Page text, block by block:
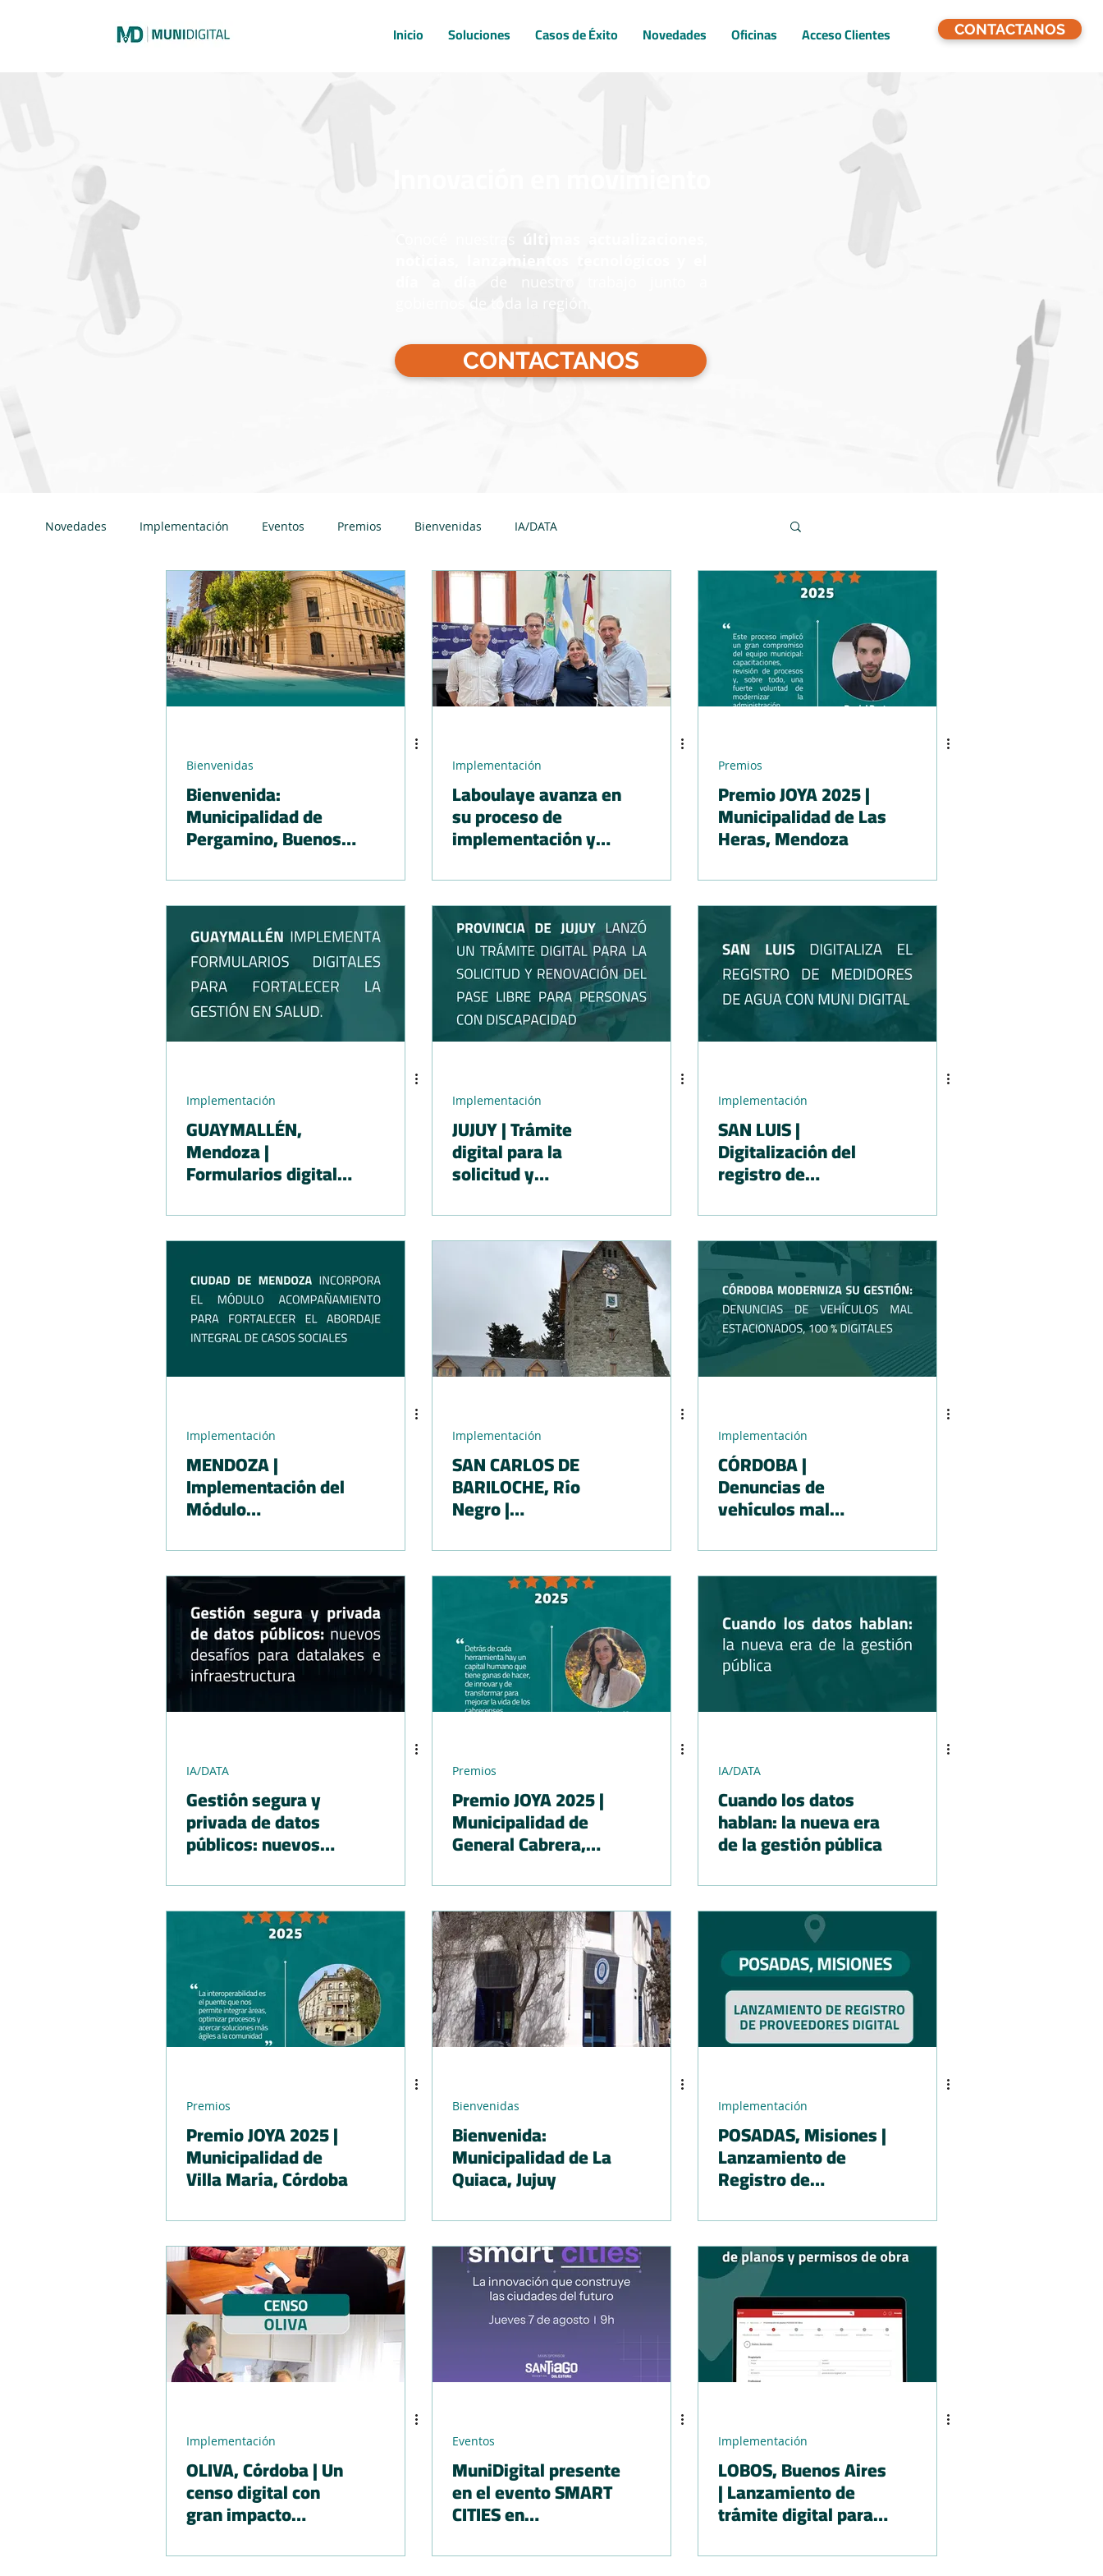
Inicio Soluciones Casos de Éxito Novedades Oficinas Acceso Clientes CONTACTANOS
Innovación en movimiento
últimas actualizaciones
gobiernos de toda la región.
CONTACTANOS
Novedades Implementación Eventos Premios Bienvenidas IA/DATA
Bienvenidas
Bienvenida:
Municipalidad de
Pergamino, Buenos
Aires
Implementación
Laboulaye avanza en
su proceso de
implementación y
presenta su nueva
App Ciudadana
Premios
Premio JOYA 2025 |
Municipalidad de Las
Heras, Mendoza
Implementación
GUAYMALLÉN,
Mendoza |
Formularios digitales
para fortalecer la
gestión en Salud
Implementación
JUJUY | Trámite
digital para la
solicitud y
renovación del pase
libre para personas
con discapacidad
Implementación
SAN LUIS |
Digitalización del
registro de
medidores de agua
Implementación
MENDOZA |
Implementación del
Módulo
Implementación
SAN CARLOS DE
BARILOCHE, Río
Negro |
Implementación de
herramientas
digitales para la
gestión municipal
Implementación
CÓRDOBA |
Denuncias de
vehículos mal
digitales
IA/DATA
Gestión segura y
privada de datos
públicos: nuevos
desafíos para
datalakes e
infraestructura
Premios
Premio JOYA 2025 |
Municipalidad de
General Cabrera,
IA/DATA
Cuando los datos
hablan: la nueva era
de la gestión pública
Premios
Premio JOYA 2025 |
Municipalidad de
Villa María, Córdoba
Bienvenidas
Bienvenida:
Municipalidad de La
Quiaca, Jujuy
Implementación
POSADAS, Misiones |
Lanzamiento de
Registro de
Proveedores digital
Implementación
OLIVA, Córdoba | Un
censo digital con
gran impacto
ambiental
Eventos
MuniDigital presente
en el evento SMART
CITIES en
Implementación
LOBOS, Buenos Aires
| Lanzamiento de
trámite digital para
la presentación de
planos y permisos de